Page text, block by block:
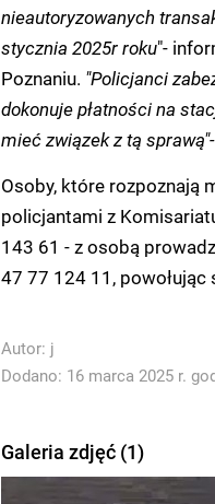
nieautoryzowanych
stycznia 2025r roku"-
Poznaniu. "Policjanci
dokonuje płatności na
mieć związek z tą sprawą"-
Osoby, które rozpoznają
policjantami z
143 61 - z osobą
47 77 124 11,
Autor: j
Dodano: 16 marca 2025 r.
Galeria zdjęć (1)